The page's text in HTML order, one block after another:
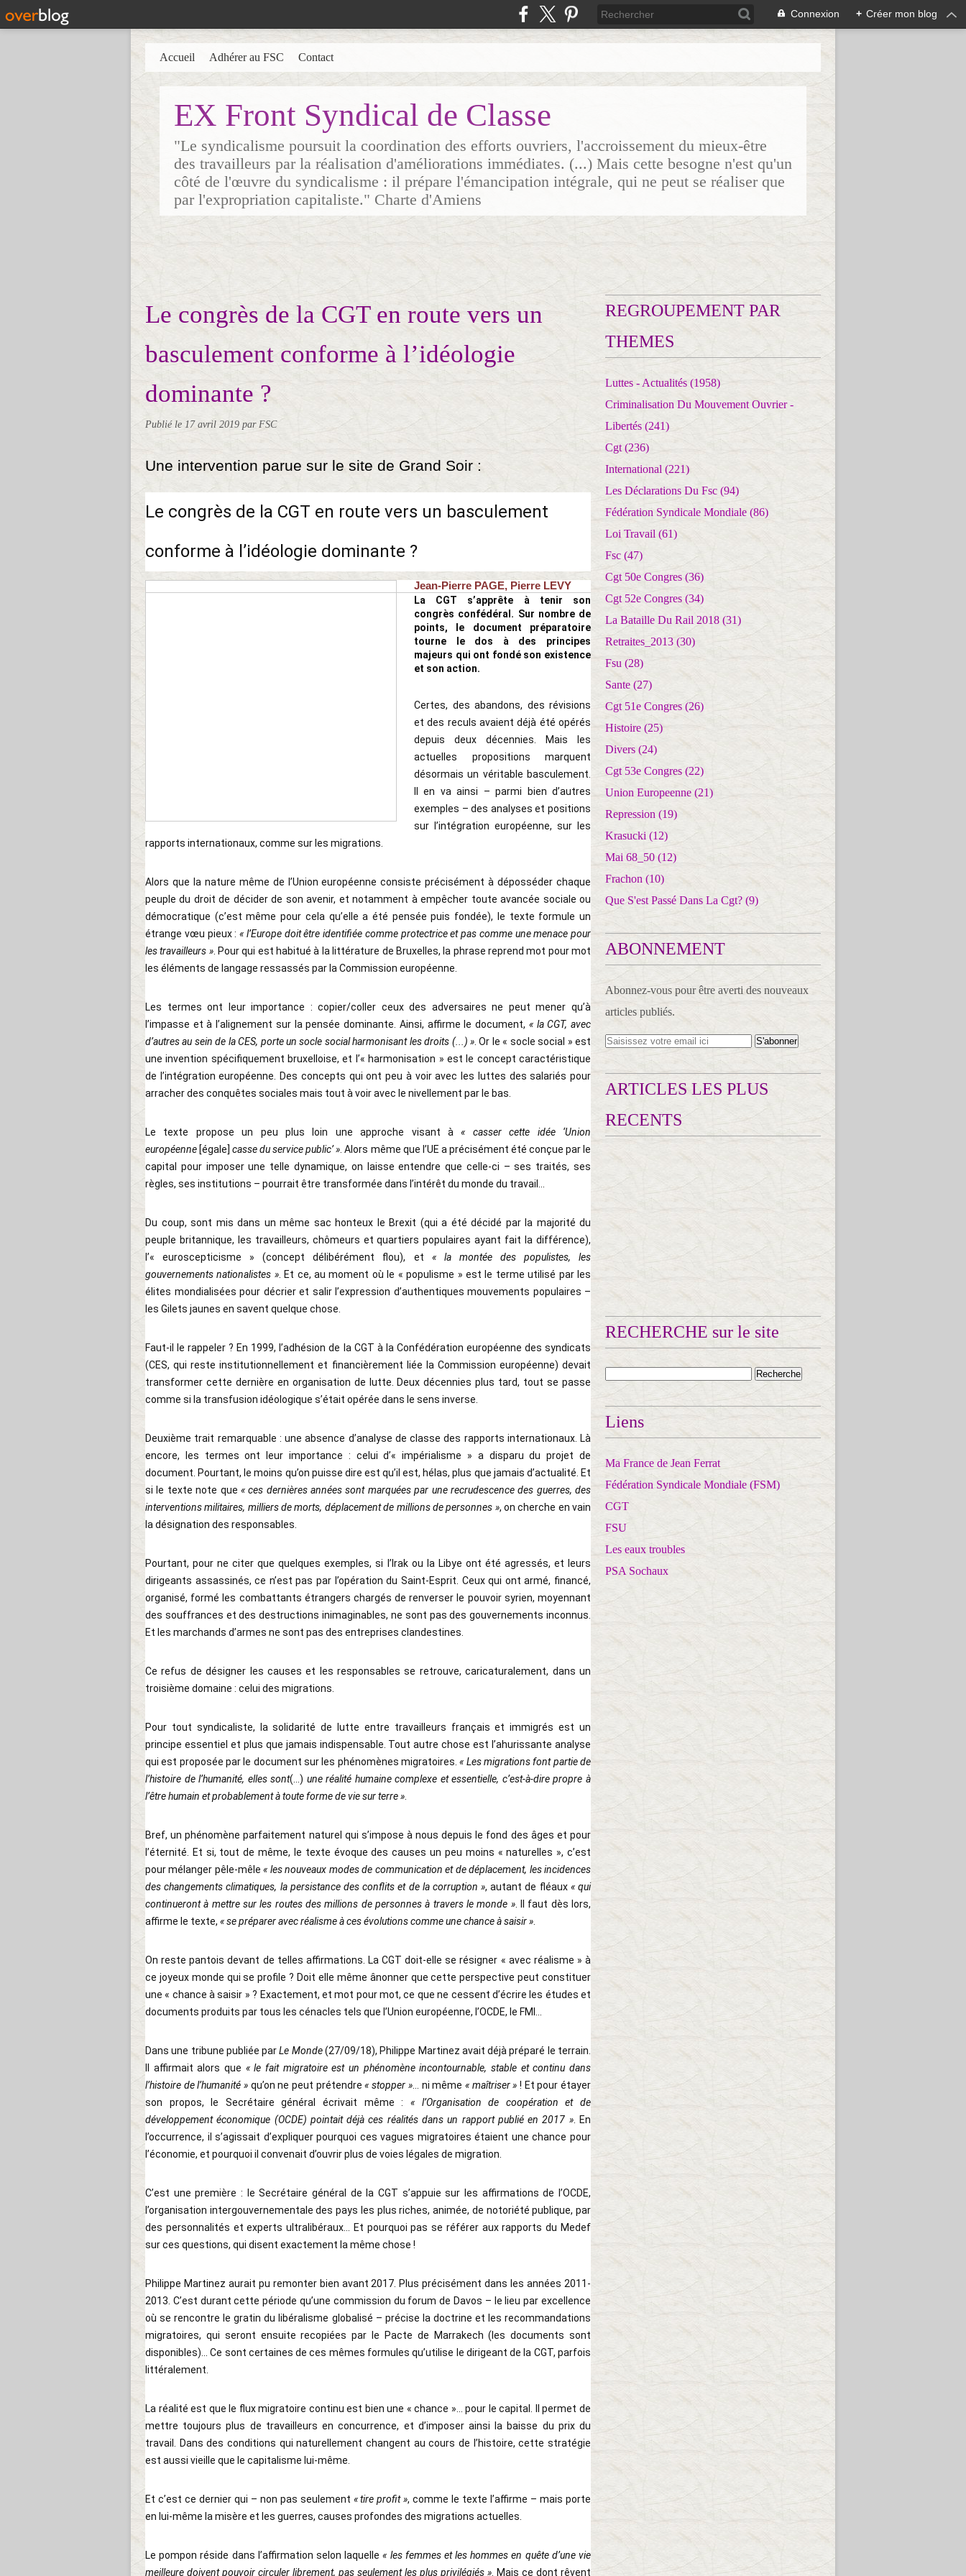
Connexion + Créer mon blog
EX Front Syndical de Classe
"Le syndicalisme poursuit la coordination des efforts ouvriers, l'accroissement du mieux-être
des travailleurs par la réalisation d'améliorations immédiates. (...) Mais cette besogne n'est qu'un
côté de l'œuvre du syndicalisme : il prépare l'émancipation intégrale, qui ne peut se réaliser que
par l'expropriation capitaliste." Charte d'Amiens
Accueil Adhérer au FSC Contact
Le congrès de la CGT en route vers un
basculement conforme à l’idéologie
dominante ?
Publié le 17 avril 2019 par FSC
Une intervention parue sur le site de Grand Soir :
Le congrès de la CGT en route vers un basculement
conforme à l’idéologie dominante ?
Jean-Pierre PAGE, Pierre LEVY
La CGT s’apprête à tenir son
congrès confédéral. Sur nombre de
points, le document préparatoire
tourne le dos à des principes
majeurs qui ont fondé son existence
et son action.
Certes, des abandons, des révisions
et des reculs avaient déjà été opérés
depuis deux décennies. Mais les
actuelles propositions marquent
désormais un véritable basculement.
Il en va ainsi – parmi bien d’autres
exemples – des analyses et positions
sur l’intégration européenne, sur les
rapports internationaux, comme sur les migrations.
Alors que la nature même de l’Union européenne consiste précisément à déposséder chaque
peuple du droit de décider de son avenir, et notamment à empêcher toute avancée sociale ou
démocratique (c’est même pour cela qu’elle a été pensée puis fondée), le texte formule un
étrange vœu pieux : « l’Europe doit être identifiée comme protectrice et pas comme une menace pour
les travailleurs ». Pour qui est habitué à la littérature de Bruxelles, la phrase reprend mot pour mot
les éléments de langage ressassés par la Commission européenne.
Les termes ont leur importance : copier/coller ceux des adversaires ne peut mener qu’à
l’impasse et à l’alignement sur la pensée dominante. Ainsi, affirme le document, « la CGT, avec
d’autres au sein de la CES, porte un socle social harmonisant les droits (...) » . Or le « socle social » est
une invention spécifiquement bruxelloise, et l’« harmonisation » est le concept caractéristique
de l’intégration européenne. Des concepts qui ont peu à voir avec les luttes des salariés pour
arracher des conquêtes sociales mais tout à voir avec le nivellement par le bas.
Le texte propose un peu plus loin une approche visant à« casser cette idée ‘Union
européenne [égale]casse du service public’ » . Alors même que l’UE a précisément été conçue par le
capital pour imposer une telle dynamique, on laisse entendre que celle-ci – ses traités, ses
règles, ses institutions – pourrait être transformée dans l’intérêt du monde du travail...
Du coup, sont mis dans un même sac honteux le Brexit (qui a été décidé par la majorité du
peuple britannique, les travailleurs, chômeurs et quartiers populaires ayant fait la différence),
l’« euroscepticisme » (concept délibérément flou), et « la montée des populistes, les
gouvernements nationalistes ». Et ce, au moment où le « populisme » est le terme utilisé par les
élites mondialisées pour décrier et salir l’expression d’authentiques mouvements populaires –
les Gilets jaunes en savent quelque chose.
Faut-il le rappeler ? En 1999, l’adhésion de la CGT à la Confédération européenne des syndicats
(CES, qui reste institutionnellement et financièrement liée la Commission européenne) devait
transformer cette dernière en organisation de lutte. Deux décennies plus tard, tout se passe
comme si la transfusion idéologique s’était opérée dans le sens inverse.
Deuxième trait remarquable : une absence d’analyse de classe des rapports internationaux. Là
encore, les termes ont leur importance : celui d’« impérialisme » a disparu du projet de
document. Pourtant, le moins qu’on puisse dire est qu’il est, hélas, plus que jamais d’actualité. Et
si le texte note que « ces dernières années sont marquées par une recrudescence des guerres, des
interventions militaires, milliers de morts, déplacement de millions de personnes », on cherche en vain
la désignation des responsables.
Pourtant, pour ne citer que quelques exemples, si l’Irak ou la Libye ont été agressés, et leurs
dirigeants assassinés, ce n’est pas par l’opération du Saint-Esprit. Ceux qui ont armé, financé,
organisé, formé les combattants étrangers chargés de renverser le pouvoir syrien, moyennant
des souffrances et des destructions inimaginables, ne sont pas des gouvernements inconnus.
Et les marchands d’armes ne sont pas des entreprises clandestines.
Ce refus de désigner les causes et les responsables se retrouve, caricaturalement, dans un
troisième domaine : celui des migrations.
Pour tout syndicaliste, la solidarité de lutte entre travailleurs français et immigrés est un
principe essentiel et plus que jamais indispensable. Tout autre chose est l’ahurissante analyse
qui est proposée par le document sur les phénomènes migratoires.« Les migrations font partie de
l’histoire de l’humanité, elles sont(...) une réalité humaine complexe et essentielle, c’est-à-dire propre à
l’être humain et probablement à toute forme de vie sur terre »
Bref, un phénomène parfaitement naturel qui s’impose à nous depuis le fond des âges et pour
l’éternité. Et si, tout de même, le texte évoque des causes un peu moins « naturelles », c’est
pour mélanger pêle-mêle« les nouveaux modes de communication et de déplacement, les incidences
des changements climatiques, la persistance des conflits et de la corruption », autant de fléaux « qui
continueront à mettre sur les routes des millions de personnes à travers le monde ». Il faut dès lors,
affirme le texte, « se préparer avec réalisme à ces évolutions comme une chance à saisir »
On reste pantois devant de telles affirmations. La CGT doit-elle se résigner « avec réalisme » à
ce joyeux monde qui se profile ? Doit elle même ânonner que cette perspective peut constituer
une « chance à saisir » ? Exactement, et mot pour mot, ce que ne cessent d’écrire les études et
documents produits par tous les cénacles tels que l’Union européenne, l’OCDE, le FMI...
Dans une tribune publiée parLe Monde(27/09/18), Philippe Martinez avait déjà préparé le terrain.
Il affirmait alors que « le fait migratoire est un phénomène incontournable, stable et continu dans
l’histoire de l’humanité » qu’on ne peut prétendre« stopper »... ni même « maîtriser » ! Et pour étayer
son propos, le Secrétaire général écrivait même : « l’Organisation de coopération et de
développement économique (OCDE) pointait déjà ces réalités dans un rapport publié en 2017 ». En
l’occurrence, il s’agissait d’expliquer pourquoi ces vagues migratoires étaient une chance pour
l’économie, et pourquoi il convenait d’ouvrir plus de voies légales de migration.
C’est une première : le Secrétaire général de la CGT s’appuie sur les affirmations de l’OCDE,
l’organisation intergouvernementale des pays les plus riches, animée, de notoriété publique, par
des personnalités et experts ultralibéraux... Et pourquoi pas se référer aux rapports du Medef
sur ces questions, qui disent exactement la même chose !
Philippe Martinez aurait pu remonter bien avant 2017. Plus précisément dans les années 2011-
2013. C’est durant cette période qu’une commission du forum de Davos – le lieu par excellence
où se rencontre le gratin du libéralisme globalisé – précise la doctrine et les recommandations
migratoires, qui seront ensuite recopiées par le Pacte de Marrakech (les documents sont
disponibles)... Ce sont certaines de ces mêmes formules qu’utilise le dirigeant de la CGT, parfois
littéralement.
La réalité est que le flux migratoire continu est bien une « chance »... pour le capital. Il permet de
mettre toujours plus de travailleurs en concurrence, et d’imposer ainsi la baisse du prix du
travail. Dans des conditions qui naturellement changent au cours de l’histoire, cette stratégie
est aussi vieille que le capitalisme lui-même.
Et c’est ce dernier qui – non pas seulement « tire profit », comme le texte l’affirme – mais porte
en lui-même la misère et les guerres, causes profondes des migrations actuelles.
Le pompon réside dans l’affirmation selon laquelle« les femmes et les hommes en quête d’une vie
meilleure doivent pouvoir circuler librement, pas seulement les plus privilégiés » . Mais ce dont rêvent
REGROUPEMENT PAR
THEMES
Luttes - Actualités (1958)
Criminalisation Du Mouvement Ouvrier -
Libertés (241)
Cgt (236)
International (221)
Les Déclarations Du Fsc (94)
Fédération Syndicale Mondiale (86)
Loi Travail (61)
Fsc (47)
Cgt 50e Congres (36)
Cgt 52e Congres (34)
La Bataille Du Rail 2018 (31)
Retraites_2013 (30)
Fsu (28)
Sante (27)
Cgt 51e Congres (26)
Histoire (25)
Divers (24)
Cgt 53e Congres (22)
Union Europeenne (21)
Repression (19)
Krasucki (12)
Mai 68_50 (12)
Frachon (10)
Que S'est Passé Dans La Cgt? (9)
ABONNEMENT
Abonnez-vous pour être averti des nouveaux
articles publiés.
ARTICLES LES PLUS
RECENTS
RECHERCHE sur le site
Liens
Ma France de Jean Ferrat
Fédération Syndicale Mondiale (FSM)
CGT
FSU
Les eaux troubles
PSA Sochaux